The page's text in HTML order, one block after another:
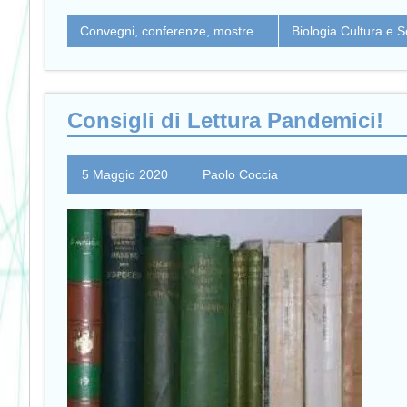
Convegni, conferenze, mostre... Biologia Cultura e
Consigli di Lettura Pandemici!
5 Maggio 2020 Paolo Coccia